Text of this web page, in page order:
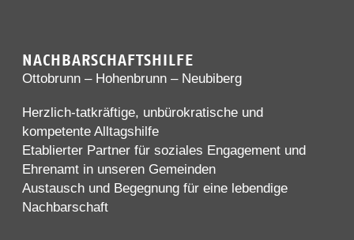
NACHBARSCHAFTSHILFE
Ottobrunn – Hohenbrunn – Neubiberg
Herzlich-tatkräftige, unbürokratische und
kompetente Alltagshilfe
Etablierter Partner für soziales Engagement und
Ehrenamt in unseren Gemeinden
Austausch und Begegnung für eine lebendige
Nachbarschaft